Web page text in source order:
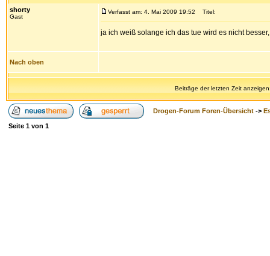
shorty
Gast
Verfasst am: 4. Mai 2009 19:52 Titel:
ja ich weiß solange ich das tue wird es nicht
Nach oben
Beiträge der letzten Zeit
Drogen-Forum Foren-Übersicht ->
Seite 1 von 1